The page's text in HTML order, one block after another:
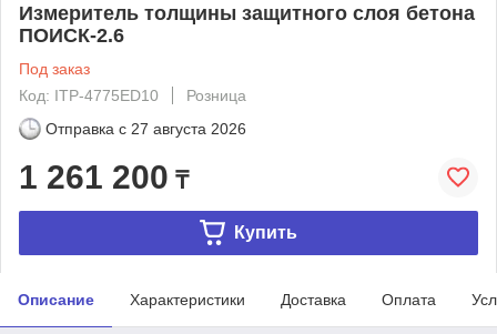
Измеритель толщины защитного слоя бетона
ПОИСК-2.6
Под заказ
Код: ITP-4775ED10
Розница
Отправка с 27 августа 2026
1 261 200 ₸
Купить
Описание Характеристики Доставка Оплата